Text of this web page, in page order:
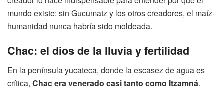
mundo existe: sin Gucumatz y los otros creadores, el maíz-
humanidad nunca habría sido moldeada.
Chac: el dios de la lluvia y fertilidad
En la península yucateca, donde la escasez de agua es
crítica, Chac era venerado casi tanto como Itzamná.